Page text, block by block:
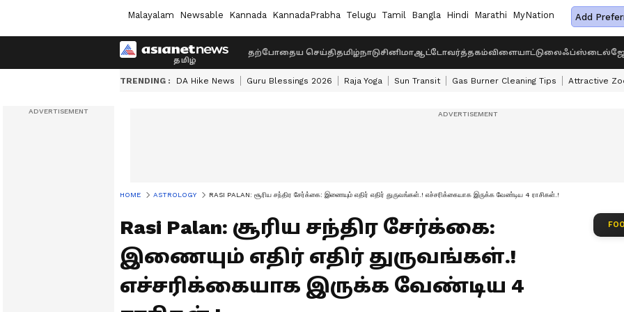
Malayalam Newsable Kannada KannadaPrabha Telugu Tamil Bangla Hindi Marathi MyNation Add
தற்போதைய செய்திதமிழ்நாடுசினிமாஆட்டோவர்த்தகம்விளையாட்டுலைஃப்ஸ்டைல்
TRENDING : DA Hike News Guru Blessings 2026 Raja Yoga Sun Transit Gas Burner Cleaning Tips Attractive
HOME ASTROLOGY RASI PALAN: சூரிய சந்திர சேர்க்கை: இணையும் எதிர் எதிர் துருவங்கள்.! எச்சரிக்கையாக இருக்க வேண்டிய 4 ராசிகள்.!
Rasi Palan: சூரிய சந்திர சேர்க்கை:
இணையும் எதிர் எதிர் துருவங்கள்.!
எச்சரிக்கையாக இருக்க வேண்டிய 4